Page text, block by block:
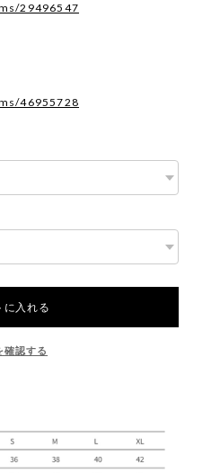
29496547
46955728
に入れる
確認する